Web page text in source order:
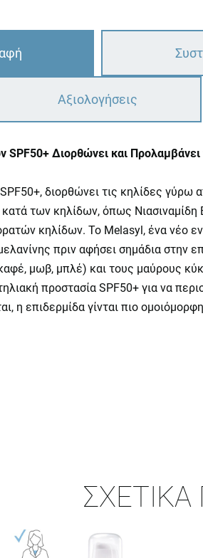
Αξιολογήσεις
Διορθώνει και
διορθώνει τις κηλίδες γύρω
των κηλίδων, όπως Νιασιναμίδη
κηλίδων. Το Melasyl, ένα νέο
πριν αφήσει σημάδια στην
μωβ, μπλέ) και τους μαύρους
προστασία SPF50+ για να
η επιδερμίδα γίνται πιο